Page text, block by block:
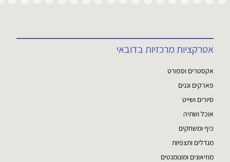
אטרקציות מרכזיות בדובאי
אקסטרים וספורט
פארקים וגנים
סיורים ושייט
אוכל ושתיה
כיף ומשחקים
מגדלים ותצפיות
מוזיאונים ומונומנטים